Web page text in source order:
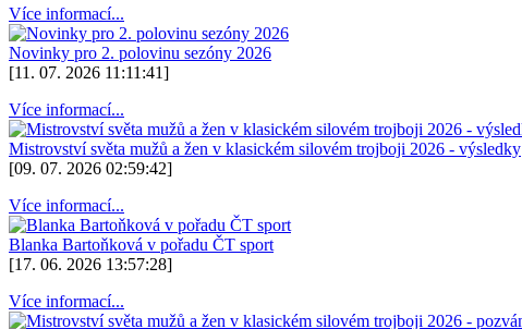
Více informací...
Novinky pro 2. polovinu sezóny 2026
[11. 07. 2026 11:11:41]
Více informací...
Mistrovství světa mužů a žen v klasickém silovém trojboji 2026 - výsledky
[09. 07. 2026 02:59:42]
Více informací...
Blanka Bartoňková v pořadu ČT sport
[17. 06. 2026 13:57:28]
Více informací...